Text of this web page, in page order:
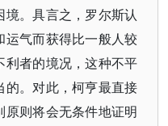
。具言之，罗尔斯认
运气而获得比一般人较
者的境况，这种不平
。对此，柯亨最直接
则将会无条件地证明